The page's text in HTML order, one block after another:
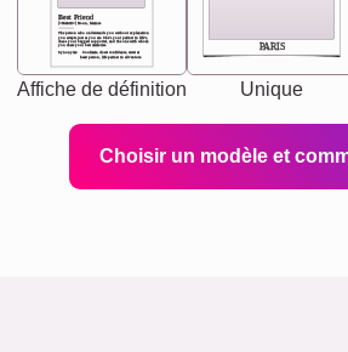
Best Friend
[<NAME>] Noun, feminie
Synonyms: Soulmate, closet confidante, sister at
heart person, life partner in adventure.
The person who understands you without explanation
you accepts just as you are. She's your partner in life's,
chaos your biggest supporter, and the one with whom
you share your best memories.
Affiche de définition
PARIS
Unique
Choisir un modèle et